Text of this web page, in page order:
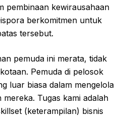
pembinaan kewirausahaan
berkomitmen untuk
tersebut.
pemuda ini merata, tidak
Pemuda di pelosok
luar biasa dalam mengelola
mereka. Tugas kami adalah
(keterampilan) bisnis